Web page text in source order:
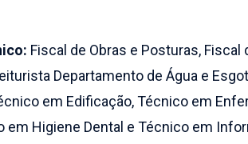
Fiscal de Obras e Posturas,
Departamento de Água e
em Edificação, Técnico em
em Higiene Dental e Técnico em